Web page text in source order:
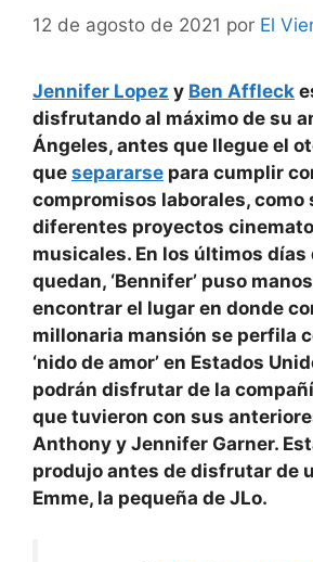
12 de agosto de 2021 por El
Jennifer Lopez y Ben Affleck
disfrutando al máximo de su
Ángeles, antes que llegue el
que separarse para cumplir
compromisos laborales, como
diferentes proyectos
musicales. En los últimos días
quedan, ‘Bennifer’ puso
encontrar el lugar en donde
millonaria mansión se perfila
‘nido de amor’ en Estados
podrán disfrutar de la
que tuvieron con sus
Anthony y Jennifer Garner.
produjo antes de disfrutar de
Emme, la pequeña de JLo.